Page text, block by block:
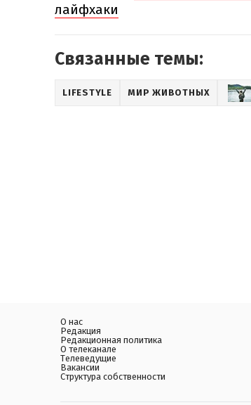
лайфхаки
Связанные темы:
LIFESTYLE МИР ЖИВОТНЫХ
О нас
Редакция
Редакционная политика
О телеканале
Телеведущие
Вакансии
Структура собственности